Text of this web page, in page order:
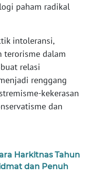
paham radikal
intoleransi,
terorisme dalam
relasi
renggang
kekerasan
dan
Harkitnas Tahun
dan Penuh